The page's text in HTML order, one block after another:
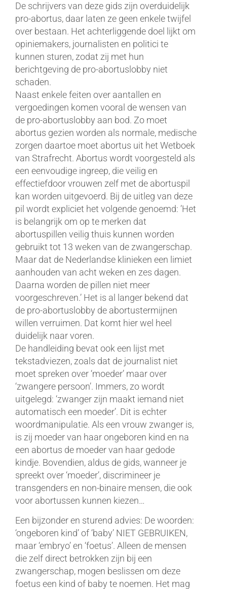
De schrijvers van deze gids zijn overduidelijk
pro-abortus, daar laten ze geen enkele twijfel
over bestaan. Het achterliggende doel lijkt om
opiniemakers, journalisten en politici te
kunnen sturen, zodat zij met hun
berichtgeving de pro-abortuslobby niet
schaden.
Naast enkele feiten over aantallen en
vergoedingen komen vooral de wensen van
de pro-abortuslobby aan bod. Zo moet
abortus gezien worden als normale, medische
zorgen daartoe moet abortus uit het Wetboek
van Strafrecht. Abortus wordt voorgesteld als
een eenvoudige ingreep, die veilig en
effectiefdoor vrouwen zelf met de abortuspil
kan worden uitgevoerd. Bij de uitleg van deze
pil wordt expliciet het volgende genoemd: ’Het
is belangrijk om op te merken dat
abortuspillen veilig thuis kunnen worden
gebruikt tot 13 weken van de zwangerschap.
Maar dat de Nederlandse klinieken een limiet
aanhouden van acht weken en zes dagen.
Daarna worden de pillen niet meer
voorgeschreven.’ Het is al langer bekend dat
de pro-abortuslobby de abortustermijnen
willen verruimen. Dat komt hier wel heel
duidelijk naar voren.
De handleiding bevat ook een lijst met
tekstadviezen, zoals dat de journalist niet
moet spreken over ‘moeder’ maar over
‘zwangere persoon’. Immers, zo wordt
uitgelegd: ‘zwanger zijn maakt iemand niet
automatisch een moeder’. Dit is echter
woordmanipulatie. Als een vrouw zwanger is,
is zij moeder van haar ongeboren kind en na
een abortus de moeder van haar gedode
kindje. Bovendien, aldus de gids, wanneer je
spreekt over ‘moeder’, discrimineer je
transgenders en non-binaire mensen, die ook
voor abortussen kunnen kiezen…
Een bijzonder en sturend advies: De woorden:
‘ongeboren kind’ of ‘baby’ NIET GEBRUIKEN,
maar ‘embryo’ en ‘foetus’. Alleen de mensen
die zelf direct betrokken zijn bij een
zwangerschap, mogen beslissen om deze
foetus een kind of baby te noemen. Het mag